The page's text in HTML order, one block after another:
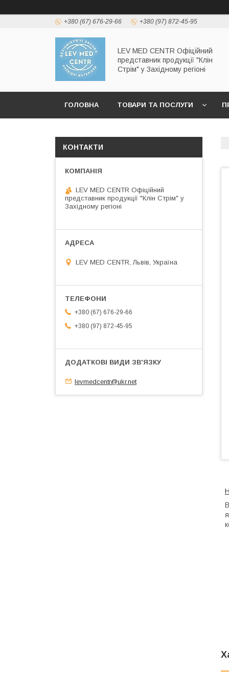
+380 (67) 676-29-66 +380 (97) 872-45-95
LEV MED CENTR Офіційний
представник продукції "Клін
Стрім" у Західному регіоні
ГОЛОВНА ТОВАРИ ТА ПОСЛУГИ
КОНТАКТИ
LEV MED CENTR Офіційний
представник продукції "Клін Стрім" у
Західному регіоні
LEV MED CENTR, Львів, Україна
+380 (67) 676-29-66
+380 (97) 872-45-95
levmedcentr@ukr.net